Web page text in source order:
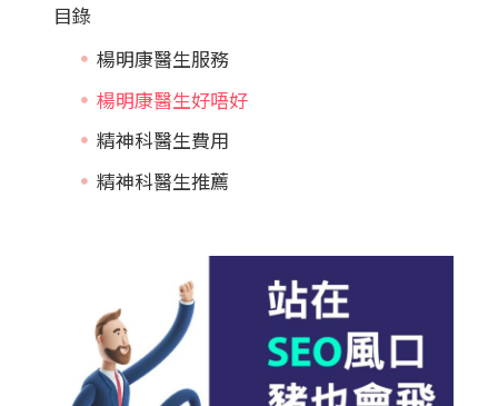
目錄
楊明康醫生服務
楊明康醫生好唔好
精神科醫生費用
精神科醫生推薦